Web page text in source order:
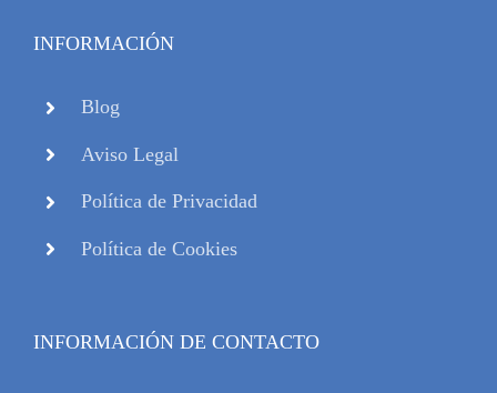
INFORMACIÓN
Blog
Aviso Legal
Política de Privacidad
Política de Cookies
INFORMACIÓN DE CONTACTO